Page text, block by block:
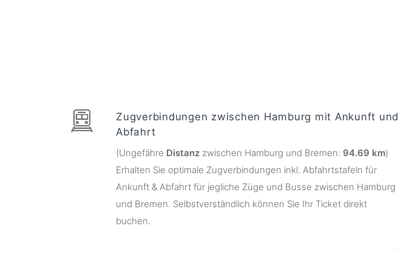
Zugverbindungen zwischen Hamburg mit Ankunft und
Abfahrt
(Ungefähre Distanz zwischen Hamburg und Bremen: 94.69 km)
Erhalten Sie optimale Zugverbindungen inkl. Abfahrtstafeln für
Ankunft & Abfahrt für jegliche Züge und Busse zwischen Hamburg
und Bremen. Selbstverständlich können Sie Ihr Ticket direkt
buchen.